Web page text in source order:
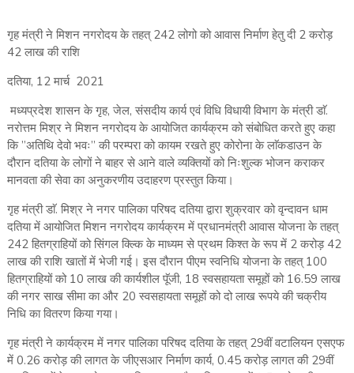
गृह मंत्री ने मिशन नगरोदय के तहत् 242 लोगो को आवास निर्माण हेतु दी 2 करोड़
42 लाख की राशि
दतिया, 12 मार्च 2021
मध्यप्रदेश शासन के गृह, जेल, संसदीय कार्य एवं विधि विधायी विभाग के मंत्री डाॅ.
नरोत्तम मिश्र ने मिशन नगरोदय के आयोजित कार्यक्रम को संबोधित करते हुए कहा
कि ”अतिथि देवो भवः” की परम्परा को कायम रखते हुए कोरोना के लाॅकडाउन के
दौरान दतिया के लोगों ने बाहर से आने वाले व्यक्तियों को निःशुल्क भोजन कराकर
मानवता की सेवा का अनुकरणीय उदाहरण प्रस्तुत किया।
गृह मंत्री डाॅ. मिश्र ने नगर पालिका परिषद दतिया द्वारा शुक्रवार को वृन्दावन धाम
दतिया में आयोजित मिशन नगरोदय कार्यक्रम में प्रधानमंत्री आवास योजना के तहत्
242 हितग्राहियों को सिंगल क्ल्कि के माध्यम से प्रथम किश्त के रूप में 2 करोड़ 42
लाख की राशि खातों में भेजी गई। इस दौरान पीएम स्वनिधि योजना के तहत् 100
हितग्राहियों को 10 लाख की कार्यशील पॅूजी, 18 स्वसहायता समूहों को 16.59 लाख
की नगर साख सीमा का और 20 स्वसहायता समूहों को दो लाख रूपये की चक्रीय
निधि का वितरण किया गया।
गृह मंत्री ने कार्यक्रम में नगर पालिका परिषद दतिया के तहत् 29वीं वटालियन एसएफ
में 0.26 करोड़ की लागत के जीएसआर निर्माण कार्य, 0.45 करोड़ लागत की 29वीं